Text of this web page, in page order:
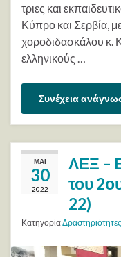
τριες και
Κύπρο και Σερβία,
χοροδιδασκάλου κ.
ελληνικούς …
Συνέχεια
ΜΆΙ
30
2022
ΛΕΞ –
του
22)
ΚατηγορίαΔραστηριότητες